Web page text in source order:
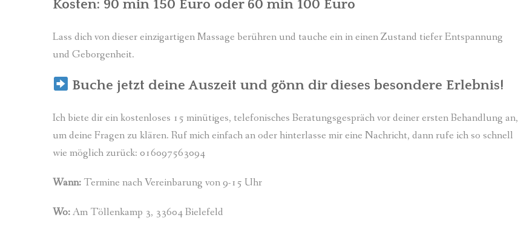
Kosten: 90 min 150 Euro oder 60 min 100 Euro
Lass dich von dieser einzigartigen Massage berühren und tauche ein in einen Zustand tiefer Entspannung
und Geborgenheit.
Buche jetzt deine Auszeit und gönn dir dieses besondere Erlebnis!
Ich biete dir ein kostenloses 15 minütiges, telefonisches Beratungsgespräch vor deiner ersten Behandlung an,
um deine Fragen zu klären. Ruf mich einfach an oder hinterlasse mir eine Nachricht, dann rufe ich so schnell
wie möglich zurück: 016097563094
Wann: Termine nach Vereinbarung von 9-15 Uhr
Wo:Am Töllenkamp 3, 33604 Bielefeld